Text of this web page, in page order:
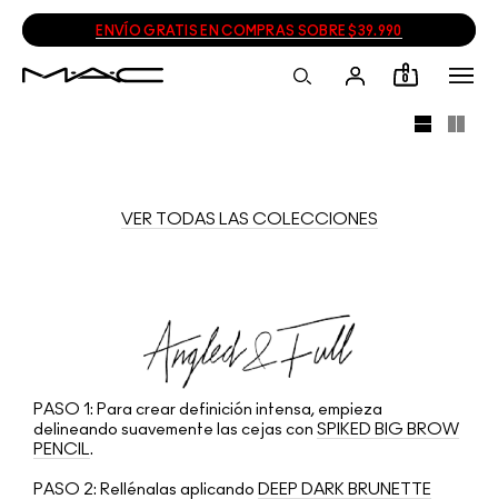
ENVÍO GRATIS EN COMPRAS SOBRE $39.990
0
VER TODAS LAS COLECCIONES
PASO 1: Para crear definición intensa, empieza
delineando suavemente las cejas con SPIKED BIG BROW
PENCIL .
PASO 2: Rellénalas aplicando DEEP DARK BRUNETTE